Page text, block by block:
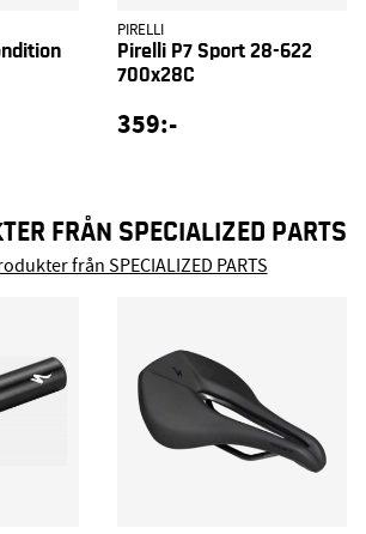
PIRELLI
Pirelli P7 Sport 28-622
700x28C
359:-
FRÅN SPECIALIZED PARTS
från SPECIALIZED PARTS